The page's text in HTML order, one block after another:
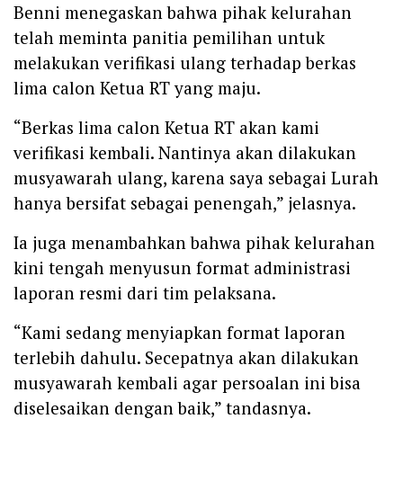
Benni menegaskan bahwa pihak kelurahan
telah meminta panitia pemilihan untuk
melakukan verifikasi ulang terhadap berkas
lima calon Ketua RT yang maju.
“Berkas lima calon Ketua RT akan kami
verifikasi kembali. Nantinya akan dilakukan
musyawarah ulang, karena saya sebagai Lurah
hanya bersifat sebagai penengah,” jelasnya.
Ia juga menambahkan bahwa pihak kelurahan
kini tengah menyusun format administrasi
laporan resmi dari tim pelaksana.
“Kami sedang menyiapkan format laporan
terlebih dahulu. Secepatnya akan dilakukan
musyawarah kembali agar persoalan ini bisa
diselesaikan dengan baik,” tandasnya.